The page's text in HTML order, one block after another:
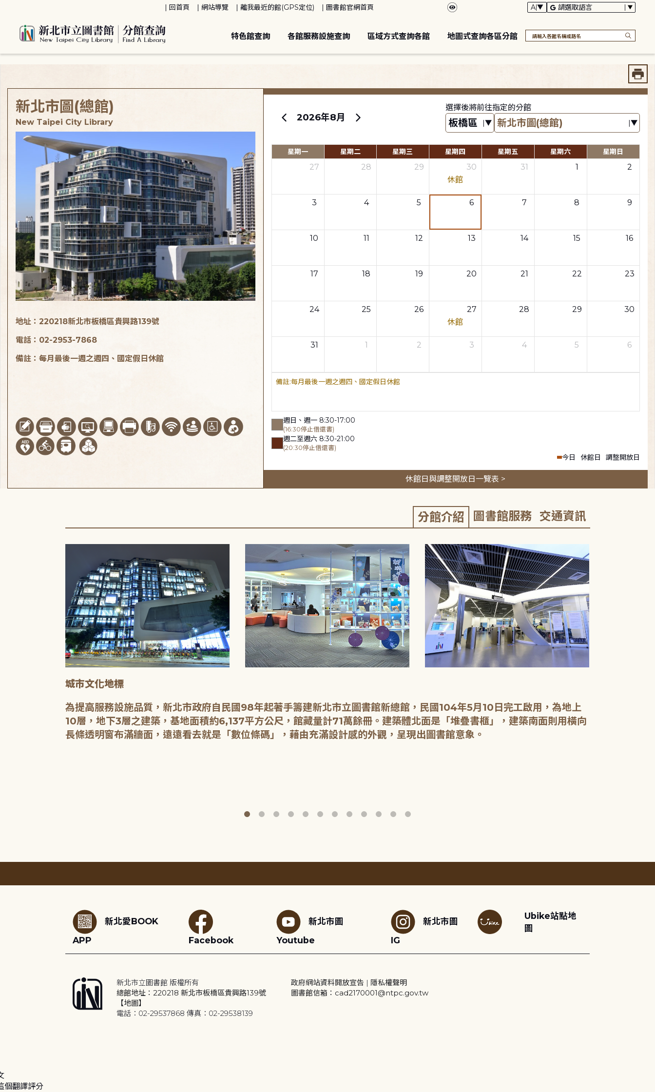
回首頁 網站導覽 離我最近的館(GPS定位) 圖書館官網首頁
特色館查詢 各館服務設施查詢 區域方式查詢各館 地圖式查詢各區分館
2026年8月
選擇後將前往指定的分館
星期一 星期二 星期三 星期四 星期五 星期六 星期日
27 28 29
30
休館
31 1 2
3 4 5 6 7 8 9
10 11 12 13 14 15 16
17 18 19 20 21 22 23
24 25 26
27
休館
28 29 30
31 1 2 3 4 5 6
每月最後一週之週四、國定假日休館
週日、週一 8:30-17:00
(16:30停止借還書)
週二至週六 8:30-21:00
(20:30停止借還書)
今日 休館日 調整開放日
休館日與調整開放日一覽表 >
新北市圖(總館)
New Taipei City Library
地址：220218新北市板橋區貴興路139號
電話：02-2953-7868
備註：每月最後一週之週四、國定假日休館
分館介紹 圖書館服務 交通資訊
城市文化地標
為提高服務設施品質，新北市政府自民國98年起著手籌建新北市立圖書館新總館，民國104年5月10日完工啟用，為地上
10層，地下3層之建築，基地面積約6,137平方公尺，館藏量計71萬餘冊。建築體北面是「堆疊書櫃」，建築南面則用橫向
長條透明窗布滿牆面，遠遠看去就是「數位條碼」，藉由充滿設計感的外觀，呈現出圖書館意象。
新北愛BOOK
APP
Facebook
新北市圖
Youtube
新北市圖
IG
Ubike站點地
圖
新北市立圖書館 版權所有
總館地址：220218 新北市板橋區貴興路139號
【地圖】
電話：02-29537868 傳真：02-29538139
政府網站資料開放宣告 | 隱私權聲明
圖書館信箱：cad2170001@ntpc.gov.tw
個翻譯評分